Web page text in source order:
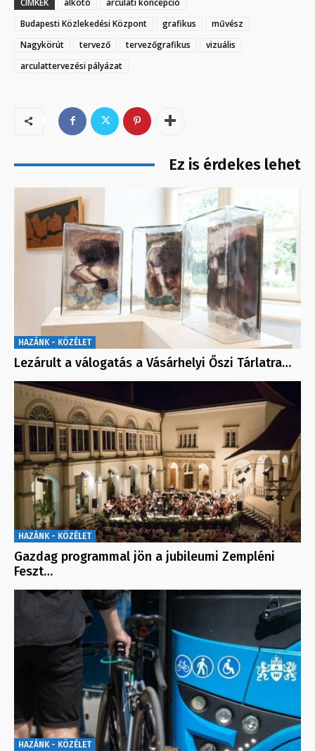
Budapesti Közlekedési Központ
grafikus
művész
Nagykörút
tervező tervezőgrafikus
vizuális
arculattervezési pályázat
Ez is érdekes lehet
HAZÁNK - KÖZÉLET
Lezárult a válogatás a Vásárhelyi Őszi Tárlatra…
HAZÁNK - KÖZÉLET
Gazdag programmal jön a jubileumi Zempléni
Feszt…
HAZÁNK - KÖZÉLET